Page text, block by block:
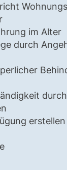
im Alter
durch
durch
erstellen